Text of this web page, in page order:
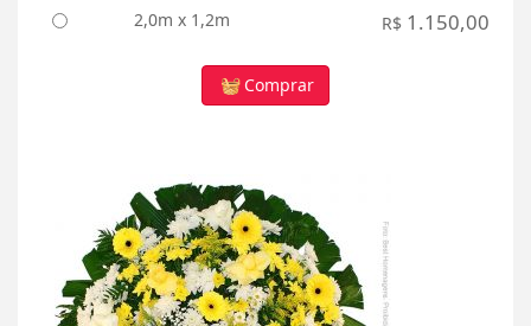
2,0m x 1,2m R$ 1.150,00
Comprar